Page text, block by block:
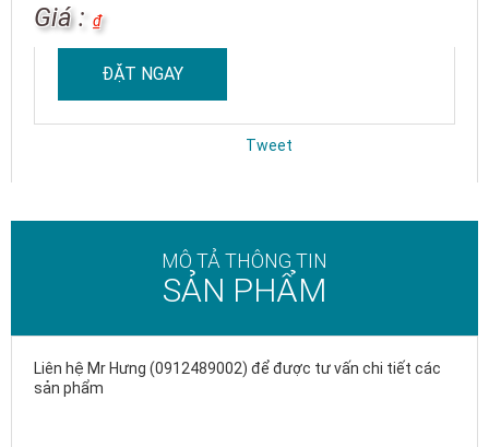
Giá : ₫
ĐẶT NGAY
Tweet
MÔ TẢ THÔNG TIN
SẢN PHẨM
Liên hệ Mr Hưng (0912489002) để được tư vấn chi tiết các
sản phẩm